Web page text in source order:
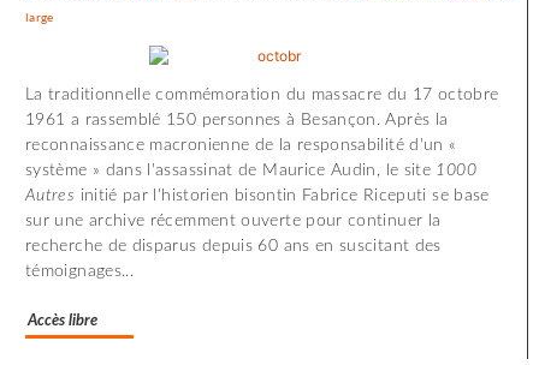
à
large
La traditionnelle commémoration du massacre du 17 octobre
1961 a rassemblé 150 personnes à Besançon. Après la
reconnaissance macronienne de la responsabilité d'un «
système » dans l'assassinat de Maurice Audin, le site 1000
Autres initié par l'historien bisontin Fabrice Riceputi se base
sur une archive récemment ouverte pour continuer la
recherche de disparus depuis 60 ans en suscitant des
témoignages...
Accès libre